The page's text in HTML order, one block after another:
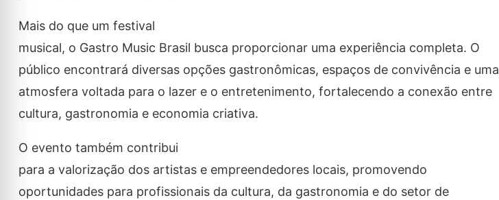
Mais do que um festival
musical, o Gastro Music Brasil busca proporcionar uma experiência completa. O
público encontrará diversas opções gastronômicas, espaços de convivência e uma
atmosfera voltada para o lazer e o entretenimento, fortalecendo a conexão entre
cultura, gastronomia e economia criativa.
O evento também contribui
para a valorização dos artistas e empreendedores locais, promovendo
oportunidades para profissionais da cultura, da gastronomia e do setor de